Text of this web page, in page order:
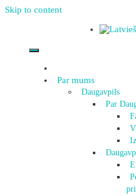
Skip to content
Par mums
Daugavpils
Par